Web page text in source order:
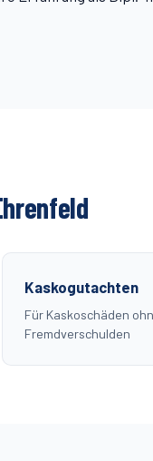
Kaskogutachten
Für Kaskoschäden
Fremdverschulden